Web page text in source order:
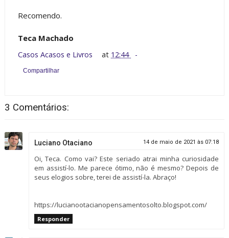
Recomendo.
Teca Machado
Casos Acasos e Livros at 12:44
Compartilhar
3 Comentários:
Luciano Otaciano 14 de maio de 2021 às 07:18
Oi, Teca. Como vai? Este seriado atrai minha curiosidade
em assistí-lo. Me parece ótimo, não é mesmo? Depois de
seus elogios sobre, terei de assistí-la. Abraço!
https://lucianootacianopensamentosolto.blogspot.com/
Responder